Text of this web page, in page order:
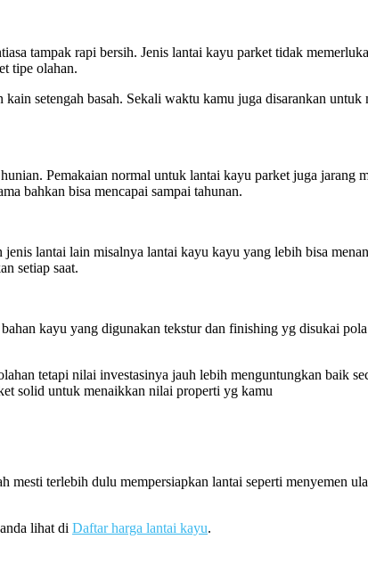
tampak rapi bersih. Jenis lantai kayu parket tidak
tipe olahan.
setengah basah. Sekali waktu kamu juga disarankan
Pemakaian normal untuk lantai kayu parket juga jarang
bahkan bisa mencapai sampai tahunan.
lantai lain misalnya lantai kayu kayu yang lebih bisa
setiap saat.
kayu yang digunakan tekstur dan finishing yg disukai
tetapi nilai investasinya jauh lebih menguntungkan baik
solid untuk menaikkan nilai properti yg kamu
terlebih dulu mempersiapkan lantai seperti menyemen
lihat di Daftar harga lantai kayu.